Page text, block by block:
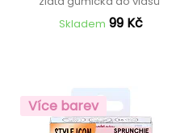
Skladem 99 Kč
Více barev